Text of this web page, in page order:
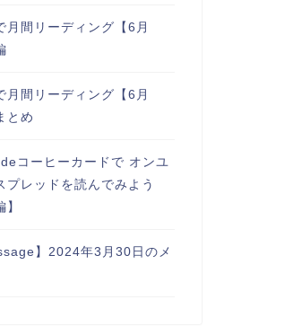
月間リーディング【6月
月間リーディング【6月
とめ
コーヒーカードで オンユ
プレッドを読んでみよう
】
】2024年3月30日のメ